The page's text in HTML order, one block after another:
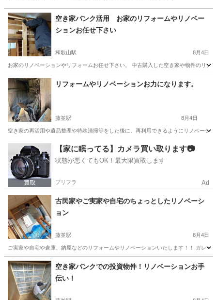
空き家バンク活用 お家のリフォームやリノベー
ションお任せ下さい
和歌山駅 8月4日
お家のリノベーションやリフォームお任せ下さい。 中古購入した空き家や物件のリ
和歌山 和歌山市 和歌山駅 リフォーム 物件
リフォームやリノベーションお力になります。
藤並駅 8月4日
空き家の再活用や遺品整理や特殊清掃等をした後に、再利用できるようにリノベーシ
和歌山 藤並駅 リフォーム 天井
【家に眠ってる】カメラ買い取ります📷
状態が悪くてもOK！最大限買取します
プリフラ Ad
古民家やご実家や自宅のちょっとしたリノベーシ
ョン
藤並駅 8月4日
ご実家や自宅や倉庫、納屋などのリフォームやリノベーションいたします！！ ガレ
和歌山 有田郡 藤並駅 リフォーム ガレージ
空き家バンクでの投資物件！リノベーションお手
伝い！